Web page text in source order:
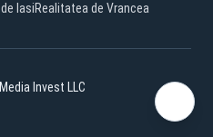
IasiRealitatea de Vrancea
Invest LLC